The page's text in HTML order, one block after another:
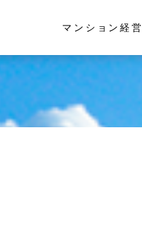
マンション経営